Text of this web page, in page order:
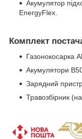
Акумулятор
EnergyFlex.
Комплект
Газонокосарка
Акумулятори
Зарядний
Травозбірник